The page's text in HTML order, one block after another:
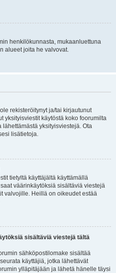
henkilökunnasta, mukaanluettuna
alueet joita he valvovat.
rekisteröitynyt ja/tai kirjautunut
yksityisviestit käytöstä koko foorumilta
yksityisviestejä. Ota
lisätietoja.
tietyltä käyttäjältä käyttämällä
väärinkäytöksiä sisältäviä viestejä
valvojille. Heillä on oikeudet estää
sisältäviä viestejä tältä
sähköpostilomake sisältää
käyttäjiä, jotka lähettävät
ylläpitäjään ja lähetä hänelle täysi